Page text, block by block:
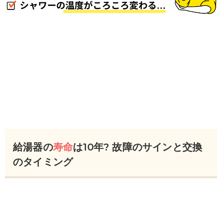
給湯器の寿命は10年? 故障のサインと交換
のタイミング